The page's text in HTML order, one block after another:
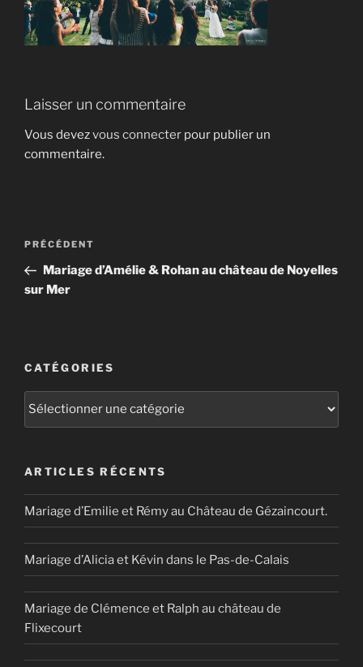
Laisser un commentaire
Vous devezvous connecter pour publier un
commentaire.
Navigation
l’article
Article
précédent
PRÉCÉDENT
Mariage d’Amélie & Rohan au château de Noyelles
sur Mer
CATÉGORIES
Catégories
ARTICLES RÉCENTS
Mariage d’Emilie et Rémy au Château de Gézaincourt.
Mariage d’Alicia et Kévin dans le Pas-de-Calais
Mariage de Clémence et Ralph au château de
Flixecourt